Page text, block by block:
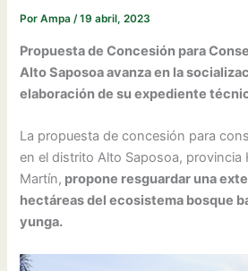
PorAmpa/19 abril, 2023
Propuesta de Concesión para
Alto Saposoa avanza en la
elaboración de su expediente
La propuesta de concesión para
en el distrito Alto Saposoa, provincia
Martín, propone resguardar una
hectáreas del ecosistema bosque
yunga.